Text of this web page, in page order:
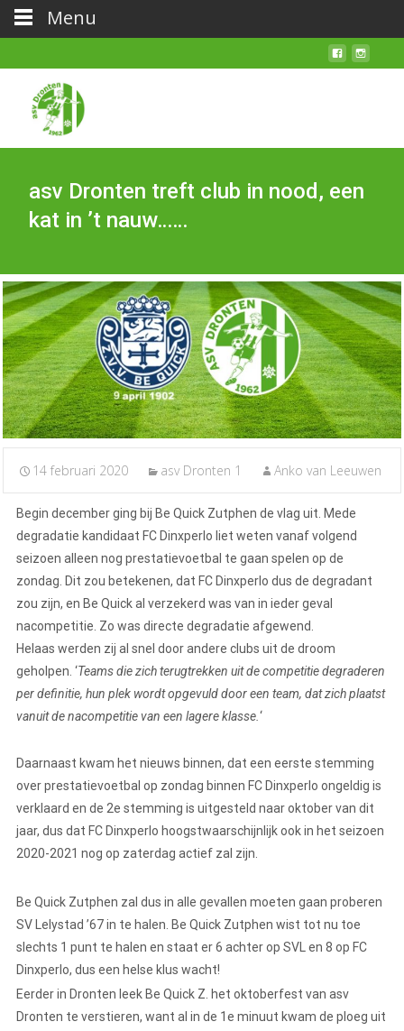
asv Dronten treft club in nood, een
kat in ’t nauw……
14 februari 2020 asv Dronten 1 Anko van Leeuwen
Begin december ging bij Be Quick Zutphen de vlag uit. Mede
degradatie kandidaat FC Dinxperlo liet weten vanaf volgend
seizoen alleen nog prestatievoetbal te gaan spelen op de
zondag. Dit zou betekenen, dat FC Dinxperlo dus de degradant
zou zijn, en Be Quick al verzekerd was van in ieder geval
nacompetitie. Zo was directe degradatie afgewend.
Helaas werden zij al snel door andere clubs uit de droom
geholpen. ‘Teams die zich terugtrekken uit de competitie degraderen
per definitie, hun plek wordt opgevuld door een team, dat zich plaatst
vanuit de nacompetitie van een lagere klasse.‘
Daarnaast kwam het nieuws binnen, dat een eerste stemming
over prestatievoetbal op zondag binnen FC Dinxperlo ongeldig is
verklaard en de 2e stemming is uitgesteld naar oktober van dit
jaar, dus dat FC Dinxperlo hoogstwaarschijnlijk ook in het seizoen
2020-2021 nog op zaterdag actief zal zijn.
Be Quick Zutphen zal dus in alle gevallen moeten gaan proberen
SV Lelystad ’67 in te halen. Be Quick Zutphen wist tot nu toe
slechts 1 punt te halen en staat er 6 achter op SVL en 8 op FC
Dinxperlo, dus een helse klus wacht!
Eerder in Dronten leek Be Quick Z. het oktoberfest van asv
Dronten te verstieren, want al in de 1e minuut kwam de ploeg uit
Menu